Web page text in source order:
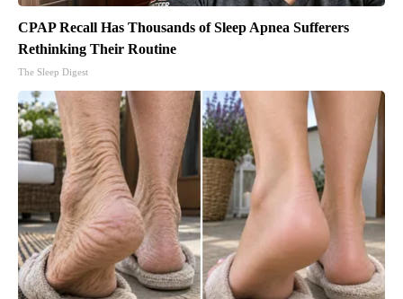
CPAP Recall Has Thousands of Sleep Apnea Sufferers
Rethinking Their Routine
The Sleep Digest